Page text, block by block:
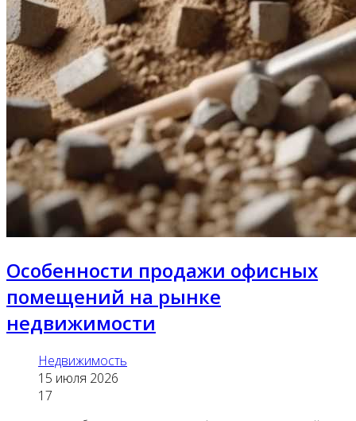
Особенности продажи офисных
помещений на рынке
недвижимости
Недвижимость
15 июля 2026
17